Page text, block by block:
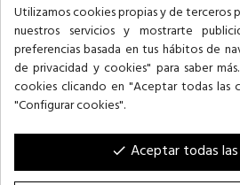
PARQUE 590 CONEJO
Utilizamos cookies propias y de terceros
nuestros servicios y mostrarte
preferencias basada en tus hábitos de
de privacidad y cookies" para saber
cookies clicando en "Aceptar todas las
"Configurar cookies".
done Aceptar todas